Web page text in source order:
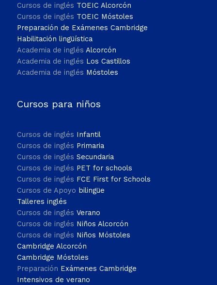
Cursos de inglés TOEIC Alcorcón
Cursos de inglés TOEIC Móstoles
Preparación de Exámenes Cambridge
Habilitación lingüística
Academia de inglés Alcorcón
Academia de inglés Los Castillos
Academia de inglés Móstoles
Cursos para niños
Cursos de inglés Infantil
Cursos de inglés Primaria
Cursos de inglés Secundaria
Cursos de inglés PET for schools
Cursos de inglés FCE First for Schools
Cursos de Apoyo bilingüe
Talleres inglés
Cursos de inglés Verano
Cursos de inglés Niños Alcorcón
Cursos de inglés Niños Móstoles
Cambridge Alcorcón
Cambridge Móstoles
Preparación Exámenes Cambridge
Intensivos de verano